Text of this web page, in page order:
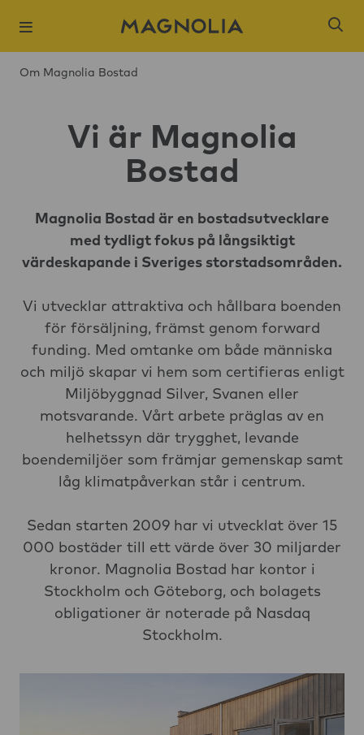
Slagsta strand
Öresjö Ängar
Ångloket,
Hantverkaren,
Om Magnolia Bostad
Vi är Magnolia
Bostad
Magnolia Bostad är en bostadsutvecklare
med tydligt fokus på långsiktigt
värdeskapande i Sveriges storstadsområden.
Vi utvecklar attraktiva och hållbara boenden
för försäljning, främst genom forward
funding. Med omtanke om både människa
och miljö skapar vi hem som certifieras enligt
Miljöbyggnad Silver, Svanen eller
motsvarande. Vårt arbete präglas av en
helhetssyn där trygghet, levande
boendemiljöer som främjar gemenskap samt
låg klimatpåverkan står i centrum.
Sedan starten 2009 har vi utvecklat över 15
000 bostäder till ett värde över 30 miljarder
kronor. Magnolia Bostad har kontor i
Stockholm och Göteborg, och bolagets
obligationer är noterade på Nasdaq
Stockholm.